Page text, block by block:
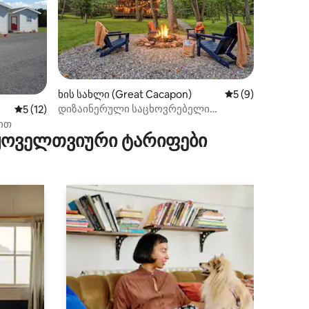
საშუალო შეფასებაა 5‑დან 5, 12 მიმოხილვა
5 (12)
ხის სახლი (Great Cacapon) საშუალო
5 (9)
დიზაინერული საცხოვრებელი
დასანთები ადგილი — ჰამაკები
ტარიფები